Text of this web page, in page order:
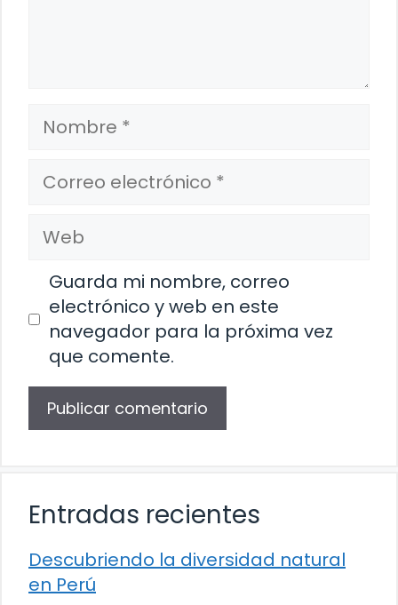
Nombre
Correo
electrónico
Web
Guarda mi nombre, correo
electrónico y web en este
navegador para la próxima vez
que comente.
Entradas recientes
Descubriendo la diversidad natural
en Perú